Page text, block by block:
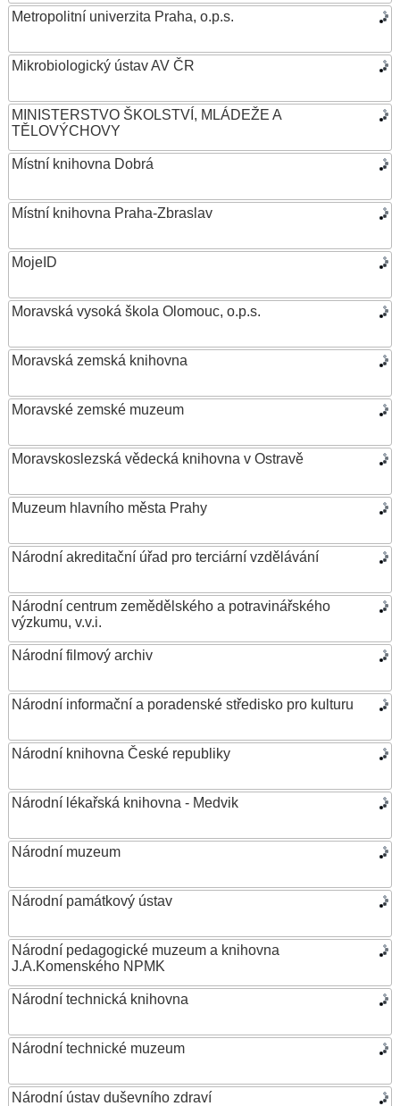
Metropolitní univerzita Praha, o.p.s.
Mikrobiologický ústav AV ČR
MINISTERSTVO ŠKOLSTVÍ, MLÁDEŽE A
TĚLOVÝCHOVY
Místní knihovna Dobrá
Místní knihovna Praha-Zbraslav
MojeID
Moravská vysoká škola Olomouc, o.p.s.
Moravská zemská knihovna
Moravské zemské muzeum
Moravskoslezská vědecká knihovna v Ostravě
Muzeum hlavního města Prahy
Národní akreditační úřad pro terciární vzdělávání
Národní centrum zemědělského a potravinářského
výzkumu, v.v.i.
Národní filmový archiv
Národní informační a poradenské středisko pro kulturu
Národní knihovna České republiky
Národní lékařská knihovna - Medvik
Národní muzeum
Národní památkový ústav
Národní pedagogické muzeum a knihovna
J.A.Komenského NPMK
Národní technická knihovna
Národní technické muzeum
Národní ústav duševního zdraví